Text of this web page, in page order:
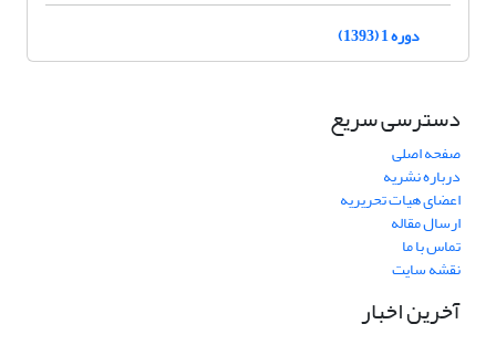
دوره 1 (1393)
دسترسی سریع
صفحه اصلی
درباره نشریه
اعضای هیات تحریریه
ارسال مقاله
تماس با ما
نقشه سایت
آخرین اخبار